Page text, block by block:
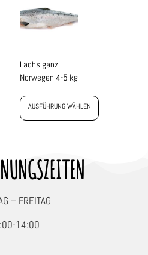
Lachs ganz
Norwegen 4-5 kg
AUSFÜHRUNG WÄHLEN
– FREITAG
14:00